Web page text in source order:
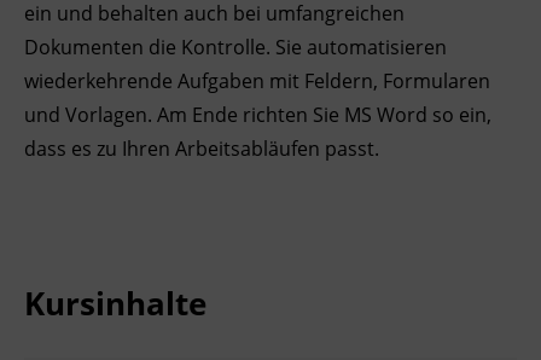
Ingenieurzertifizierung
BFI Reutte
BFI Schwaz
ein und behalten auch bei umfangreichen
Dokumenten die Kontrolle. Sie automatisieren
wiederkehrende Aufgaben mit Feldern, Formularen
und Vorlagen. Am Ende richten Sie MS Word so ein,
dass es zu Ihren Arbeitsabläufen passt.
Kursinhalte